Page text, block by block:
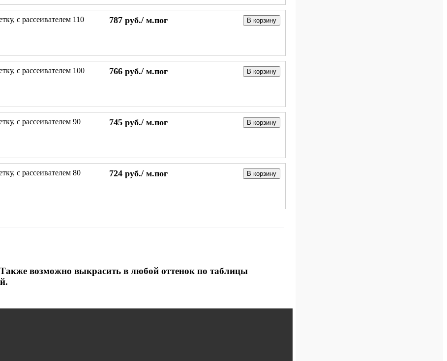
с рассеивателем 110
787 руб./ м.пог В корзину
с рассеивателем 100
766 руб./ м.пог В корзину
с рассеивателем 90
745 руб./ м.пог В корзину
с рассеивателем 80
724 руб./ м.пог В корзину
возможно выкрасить в любой оттенок по таблицы